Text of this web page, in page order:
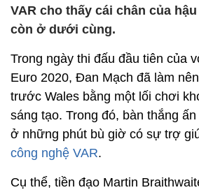
VAR cho thấy cái chân của
còn ở dưới cùng.
Trong ngày thi đấu đầu tiên của
Euro 2020, Đan Mạch đã làm
trước Wales bằng một lối chơi
sáng tạo. Trong đó, bàn thắng
ở những phút bù giờ có sự trợ
công nghệ VAR.
Cụ thể, tiền đạo Martin